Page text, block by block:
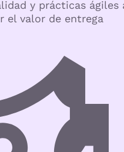
y prácticas ágiles
el valor de entrega